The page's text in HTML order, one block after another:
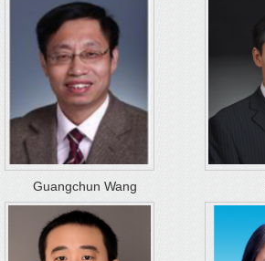
Guangchun Wang